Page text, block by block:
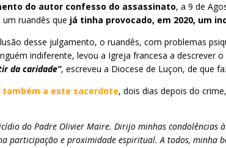
do autor confesso do assassinato, a 9 de
um ruandês que já tinha provocado, em 2020, um
desse julgamento, o ruandês, com problemas
indiferente, levou a Igreja francesa a descrever
da caridade”, escreveu a Diocese de Luçon, de que
a este sacerdote, dois dias depois do
do Padre Olivier Maire. Dirijo minhas condolências
participação e proximidade espiritual. A todos, minha